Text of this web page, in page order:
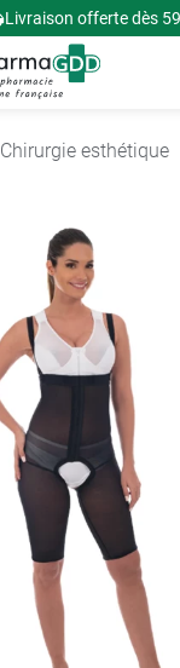
Livraison offerte dès
Chirurgie esthétique